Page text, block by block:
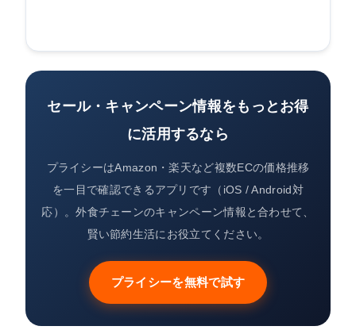
セール・キャンペーン情報をもっとお得
に活用するなら
プライシーはAmazon・楽天など複数ECの価格推移
を一目で確認できるアプリです（iOS / Android対
応）。外食チェーンのキャンペーン情報と合わせて、
賢い節約生活にお役立てください。
プライシーを無料で試す